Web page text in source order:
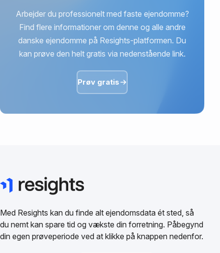
Arbejder du professionelt med faste ejendomme?
Find flere informationer om denne og alle andre
danske ejendomme på Resights-platformen. Du
kan prøve den helt gratis via nedenstående link.
Prøv gratis
Med Resights kan du finde alt ejendomsdata ét sted, så
du nemt kan spare tid og vækste din forretning. Påbegynd
din egen prøveperiode ved at klikke på knappen nedenfor.